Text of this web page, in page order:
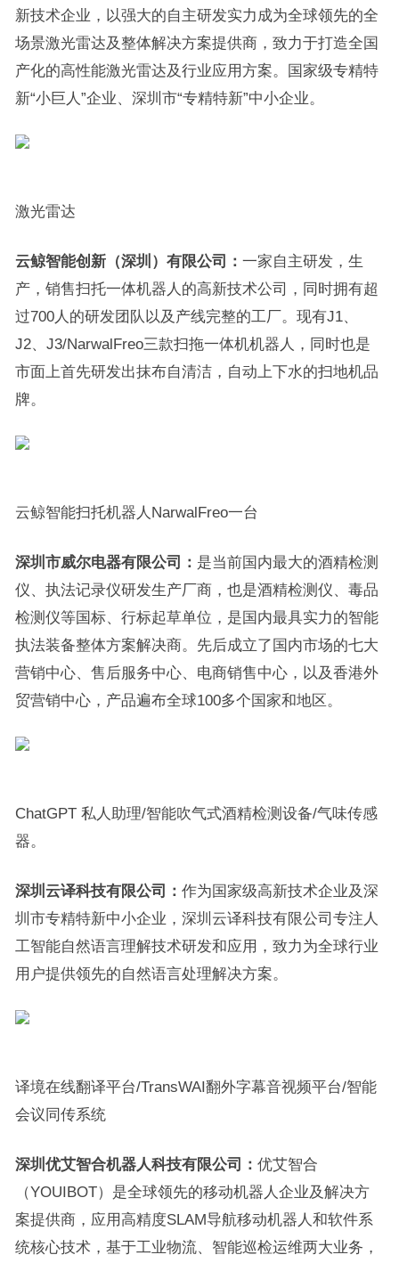
新技术企业，以强大的自主研发实力成为全球领先的全
场景激光雷达及整体解决方案提供商，致力于打造全国
产化的高性能激光雷达及行业应用方案。国家级专精特
新“小巨人”企业、深圳市“专精特新”中小企业。
激光雷达
云鲸智能创新（深圳）有限公司： 一家自主研发，生
产，销售扫托一体机器人的高新技术公司，同时拥有超
过700人的研发团队以及产线完整的工厂。现有J1、
J2、J3/NarwalFreo三款扫拖一体机机器人，同时也是
市面上首先研发出抹布自清洁，自动上下水的扫地机品
牌。
云鲸智能扫托机器人NarwalFreo一台
深圳市威尔电器有限公司： 是当前国内最大的酒精检测
仪、执法记录仪研发生产厂商，也是酒精检测仪、毒品
检测仪等国标、行标起草单位，是国内最具实力的智能
执法装备整体方案解决商。先后成立了国内市场的七大
营销中心、售后服务中心、电商销售中心，以及香港外
贸营销中心，产品遍布全球100多个国家和地区。
ChatGPT 私人助理/智能吹气式酒精检测设备/气味传感
器。
深圳云译科技有限公司： 作为国家级高新技术企业及深
圳市专精特新中小企业，深圳云译科技有限公司专注人
工智能自然语言理解技术研发和应用，致力为全球行业
用户提供领先的自然语言处理解决方案。
译境在线翻译平台/TransWAI翻外字幕音视频平台/智能
会议同传系统
深圳优艾智合机器人科技有限公司： 优艾智合
（YOUIBOT）是全球领先的移动机器人企业及解决方
案提供商，应用高精度SLAM导航移动机器人和软件系
统核心技术，基于工业物流、智能巡检运维两大业务，